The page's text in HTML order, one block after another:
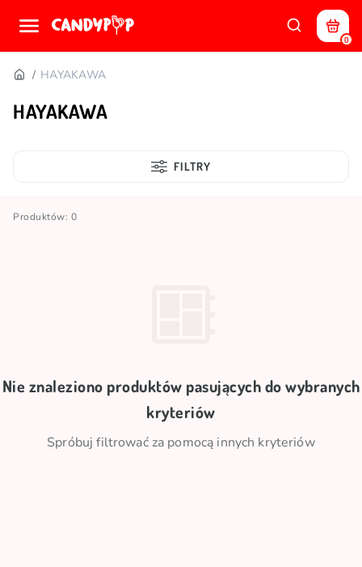
0
HAYAKAWA
HAYAKAWA
FILTRY
Produktów: 0
Nie znaleziono produktów pasujących do wybranych
kryteriów
Spróbuj filtrować za pomocą innych kryteriów